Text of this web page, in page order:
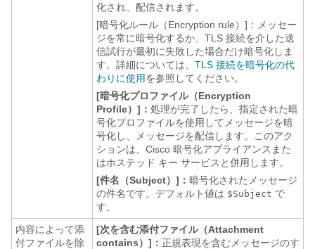
化され、配信されます。
[暗号化ルール（Encryption rule）]：メッセー
ジを常に暗号化するか、TLS 接続を介した送
信試行が最初に失敗した場合だけ暗号化しま
す。 詳細については、 TLS 接続を暗号化の代
わりに使用を参照してください。
[暗号化プロファイル（Encryption
Profile）]： 処理が完了したら、指定された暗
号化プロファイルを使用してメッセージを暗
号化し、メッセージを配信します。このアク
ションは、Cisco 暗号化アプライアンスまた
はホステッド キー サービスと併用します。
[件名（Subject）]： 暗号化されたメッセージ
の件名です。デフォルト値は $Subject で
す。
内容によって添
付ファイルを除
[次を含む添付ファイル（Attachment
contains）]： 正規表現を含むメッセージのす